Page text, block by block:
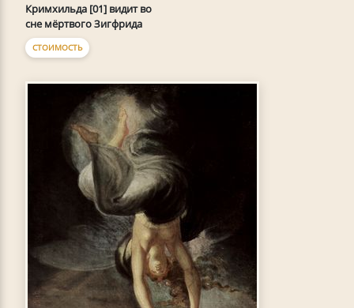
Кримхильда [01] видит во
сне мёртвого Зигфрида
СТОИМОСТЬ